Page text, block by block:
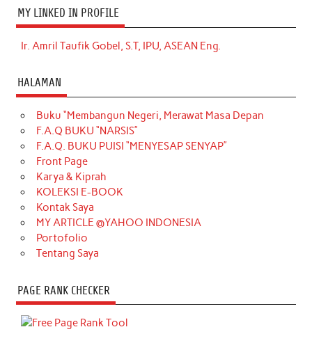
MY LINKED IN PROFILE
Ir. Amril Taufik Gobel, S.T, IPU, ASEAN Eng.
HALAMAN
Buku “Membangun Negeri, Merawat Masa Depan
F.A.Q BUKU “NARSIS”
F.A.Q. BUKU PUISI “MENYESAP SENYAP”
Front Page
Karya & Kiprah
KOLEKSI E-BOOK
Kontak Saya
MY ARTICLE @YAHOO INDONESIA
Portofolio
Tentang Saya
PAGE RANK CHECKER